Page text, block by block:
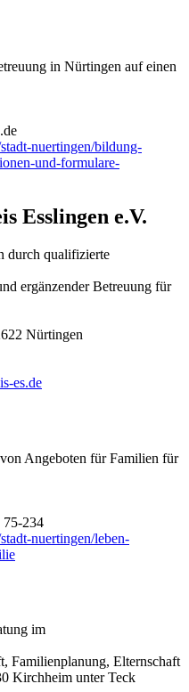
in Nürtingen auf einen
nuertingen/bildung-
und-formulare-
Esslingen e.V.
durch qualifizierte
ergänzender Betreuung für
Nürtingen
es.de
Angeboten für Familien für
75-234
nuertingen/leben-
im
Familienplanung, Elternschaft
Kirchheim unter Teck